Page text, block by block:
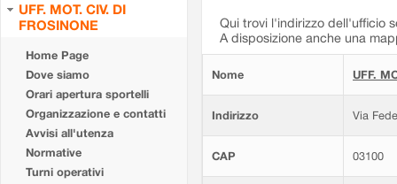
UFF. MOT. CIV. DI
FROSINONE
Home Page
Dove siamo
Orari apertura sportelli
Organizzazione e contatti
Avvisi all'utenza
Normative
Turni operativi
Qui trovi l'indirizzo dell'ufficio
A disposizione anche una
Nome UFF.
Indirizzo Via
CAP 03100